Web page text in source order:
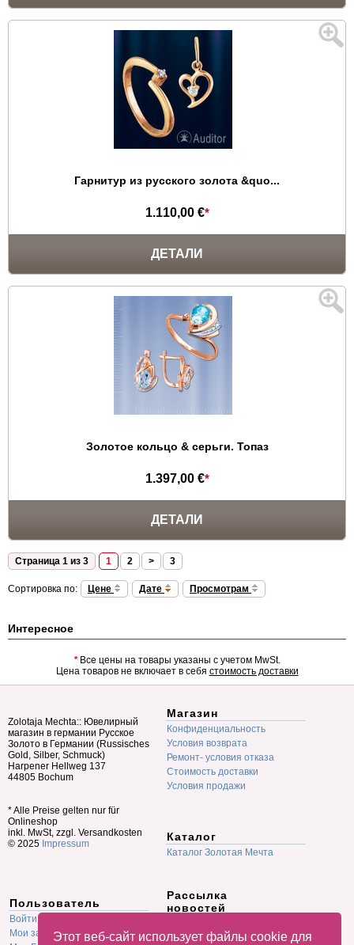
Этот веб-сайт использует файлы cookie для
Гарнитур из русского золота &quo...
1.110,00 €*
ДЕТАЛИ
Золотое кольцо & серьги. Топаз
1.397,00 €*
ДЕТАЛИ
Страница 1 из 3 1 2 > 3
Сортировка по: Цене Дате Просмотрам
Интересное
*Все цены на товары указаны с учетом MwSt.
Цена товаров не включает в себя стоимость доставки
Zolotaja Mechta:: Ювелирный
магазин в германии Русское
Золото в Германии (Russisches
Gold, Silber, Schmuck)
Harpener Hellweg 137
44805 Bochum
* Alle Preise gelten nur für
Onlineshop
inkl. MwSt, zzgl. Versandkosten
© 2025 Impressum
Магазин
Конфиденциальность
Условия возврата
Ремонт- условия отказа
Стоимость доставки
Условия продажи
Каталог
Каталог Золотая Мечта
Пользователь
Войти
Мои заказы
Рассылка
новостей
E-mail